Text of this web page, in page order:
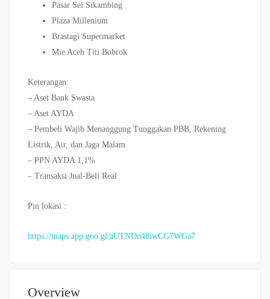
Pasar Sei Sikambing
Plaza Millenium
Brastagi Supermarket
Mie Aceh Titi Bobrok
Keterangan:
– Aset Bank Swasta
– Aset AYDA
– Pembeli Wajib Menanggung Tunggakan PBB, Rekening
Listrik, Air, dan Jaga Malam
– PPN AYDA 1,1%
– Transaksi Jual-Beli Real
Pin lokasi :
https://maps.app.goo.gl/aUTNDn48iwCG7WGa7
Overview